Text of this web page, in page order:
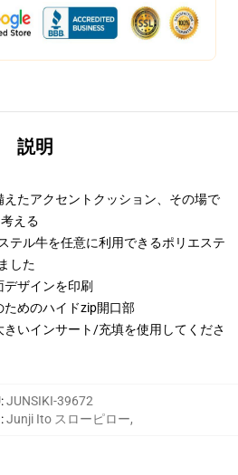
説明
たアクセントクッション、その場で
える
テル牛を任意に利用できるポリエステ
した
ザインを印刷
めのハイドzip開口部
いインサート/充填を使用してくださ
:JUNSIKI-39672
:Junji Ito スローピロー,